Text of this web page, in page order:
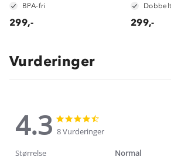
BPA-fri
299,- 299,-
Vurderinger
4.3
4.3
star
rating
star
8 Vurderinger
Størrelse Normal